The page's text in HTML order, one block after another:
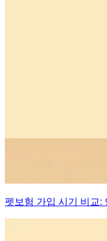
펫보험 가입 시기 비교: